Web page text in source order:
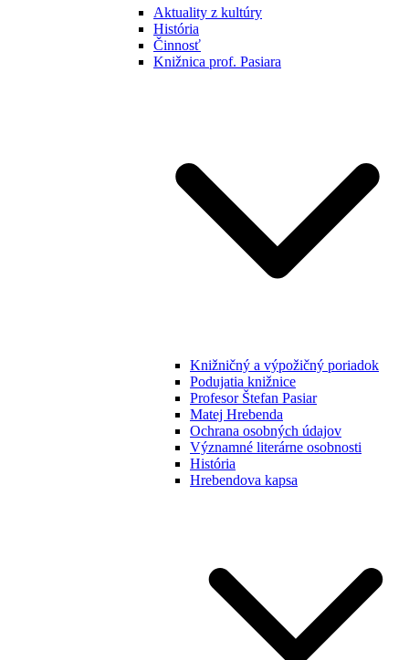
Aktuality z kultúry
História
Činnosť
Knižnica prof. Pasiara
Knižničný a výpožičný poriadok
Podujatia knižnice
Profesor Štefan Pasiar
Matej Hrebenda
Ochrana osobných údajov
Významné literárne osobnosti
História
Hrebendova kapsa